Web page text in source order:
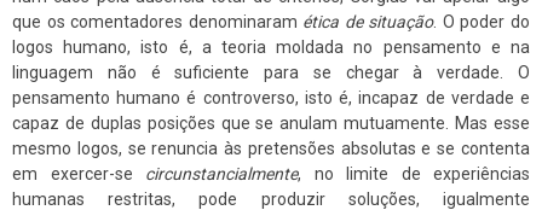
que os comentadores denominaram ética de situação. O poder do
logos humano, isto é, a teoria moldada no pensamento e na
linguagem não é suficiente para se chegar à verdade. O
pensamento humano é controverso, isto é, incapaz de verdade e
capaz de duplas posições que se anulam mutuamente. Mas esse
mesmo logos, se renuncia às pretensões absolutas e se contenta
em exercer-se circunstancialmente, no limite de experiências
humanas restritas, pode produzir soluções, igualmente